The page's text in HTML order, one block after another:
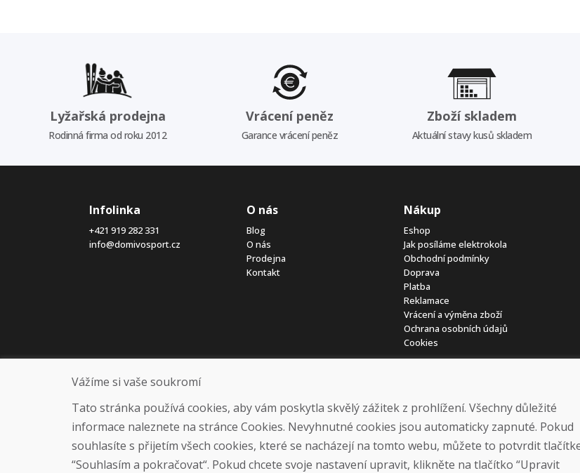
Lyžařská prodejna
Rodinná firma od roku 2012
Vrácení peněz
Garance vrácení peněz
Zboží skladem
Aktuální stavy kusů skladem
Infolinka
+421 919 282 331
info@domivosport.cz
O nás
Blog
O nás
Prodejna
Kontakt
Nákup
Eshop
Jak posíláme elektrokola
Obchodní podmínky
Doprava
Platba
Reklamace
Vrácení a výměna zboží
Ochrana osobních údajů
Cookies
© DOMIVOSPORT 2026, všechna práva vyhrazena
Vážíme si vaše soukromí
Tato stránka používá cookies, aby vám poskytla skvělý zážitek z prohlížení. Všechny důležité
informace naleznete na stránce Cookies. Nevyhnutné cookies jsou automaticky zapnuté. Pokud
souhlasíte s přijetím všech cookies, které se nacházejí na tomto webu, můžete to potvrdit
“Souhlasím a pokračovat“. Pokud chcete svoje nastavení upravit, klikněte na tlačítko “Upravit